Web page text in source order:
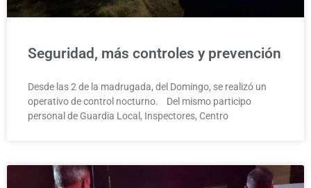
Seguridad, más controles y prevención
Desde las 2 de la madrugada, del Domingo, se realizó un
operativo de control nocturno. Del mismo participo
personal de Guardia Local, Inspectores, Centro